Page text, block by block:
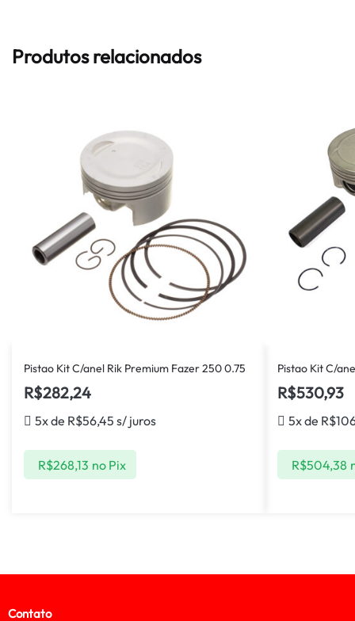
Produtos relacionados
Pistao Kit C/anel Rik Premium Fazer 250 0.75
R$282,24
5x de R$56,45 s/ juros
R$268,13 no Pix
Pistao Kit C/
R$530,93
5x de R$
R$504,38
Contato